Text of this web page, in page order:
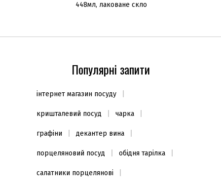
448мл, лаковане скло
Популярні запити
інтернет магазин посуду
кришталевий посуд чарка
графіни декантер вина
порцеляновий посуд обідня тарілка
салатники порцелянові